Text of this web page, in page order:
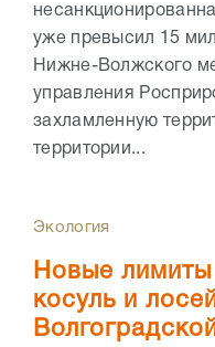
уже превысил 15
Нижне-Волжского
управления
захламленную
территории...
Экология
Новые лимиты
косуль и